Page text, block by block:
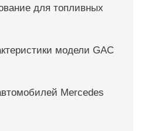
для топливных
модели GAC
Mercedes